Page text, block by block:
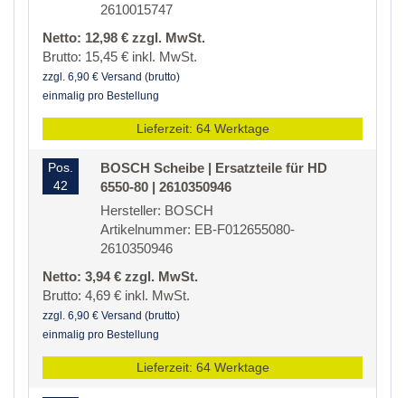
2610015747
Netto: 12,98 € zzgl. MwSt.
Brutto: 15,45 € inkl. MwSt.
zzgl. 6,90 € Versand (brutto)
einmalig pro Bestellung
Lieferzeit: 64 Werktage
Pos.
42
BOSCH Scheibe | Ersatzteile für HD
6550-80 | 2610350946
Hersteller: BOSCH
Artikelnummer: EB-F012655080-
2610350946
Netto: 3,94 € zzgl. MwSt.
Brutto: 4,69 € inkl. MwSt.
zzgl. 6,90 € Versand (brutto)
einmalig pro Bestellung
Lieferzeit: 64 Werktage